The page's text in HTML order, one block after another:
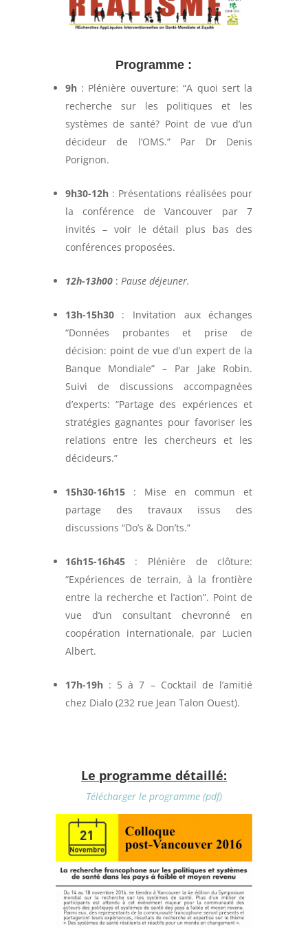
Programme :
9h: Plénière ouverture: “A quoi sert la
recherche sur les politiques et les
systèmes de santé? Point de vue d’un
décideur de l’OMS.” Par Dr Denis
Porignon.
9h30-12h: Présentations réalisées pour
la conférence de Vancouver par 7
invités – voir le détail plus bas des
conférences proposées.
12h-13h00: Pause déjeuner.
13h-15h30: Invitation aux échanges
“Données probantes et prise de
décision: point de vue d’un expert de la
Banque Mondiale” – Par Jake Robin.
Suivi de discussions accompagnées
d’experts: “Partage des expériences et
stratégies gagnantes pour favoriser les
relations entre les chercheurs et les
décideurs.”
15h30-16h15: Mise en commun et
partage des travaux issus des
discussions “Do’s & Don’ts.”
16h15-16h45: Plénière de clôture:
“Expériences de terrain, à la frontière
entre la recherche et l’action”. Point de
vue d’un consultant chevronné en
coopération internationale, par Lucien
Albert.
17h-19h: 5 à 7 – Cocktail de l’amitié
chez Dialo (232 rue Jean Talon Ouest).
Le programme détaillé:
Télécharger le programme (pdf)